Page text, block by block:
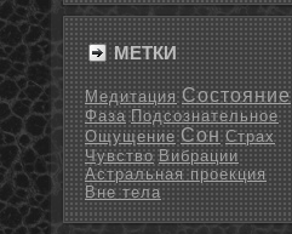
МЕТКИ
Медитация Состояние
Фаза Подсознательное
Ощущение Сон Страх
Чувство Вибрации
Астральная проекция
Вне тела